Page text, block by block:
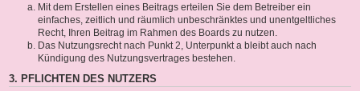
Mit dem Erstellen eines Beitrags erteilen Sie dem Betreiber ein
einfaches, zeitlich und räumlich unbeschränktes und unentgeltliches
Recht, Ihren Beitrag im Rahmen des Boards zu nutzen.
Das Nutzungsrecht nach Punkt 2, Unterpunkt a bleibt auch nach
Kündigung des Nutzungsvertrages bestehen.
3. PFLICHTEN DES NUTZERS